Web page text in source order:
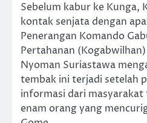
Sebelum kabur ke Kunga,
kontak senjata dengan
Penerangan Komando
Pertahanan
Nyoman Suriastawa
tembak ini terjadi setelah
informasi dari
enam orang yang